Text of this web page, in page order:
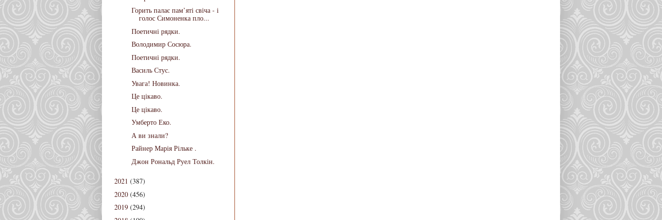
Горить палає пам’яті свіча - і
голос Симоненка пло...
Поетичні рядки.
Володимир Сосюра.
Поетичні рядки.
Василь Стус.
Увага! Новинка.
Це цікаво.
Це цікаво.
Умберто Еко.
А ви знали?
Райнер Марія Рільке .
Джон Рональд Руел Толкін.
2021 (387)
2020 (456)
2019 (294)